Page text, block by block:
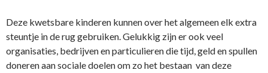
Deze kwetsbare kinderen kunnen over het algemeen elk extra
steuntje in de rug gebruiken. Gelukkig zijn er ook veel
organisaties, bedrijven en particulieren die tijd, geld en spullen
doneren aan sociale doelen om zo het bestaan van deze